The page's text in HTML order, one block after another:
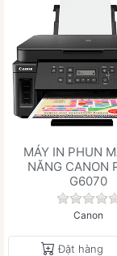
MÁY IN PHUN
NĂNG CANON
G6070
Canon
Đặt hàng